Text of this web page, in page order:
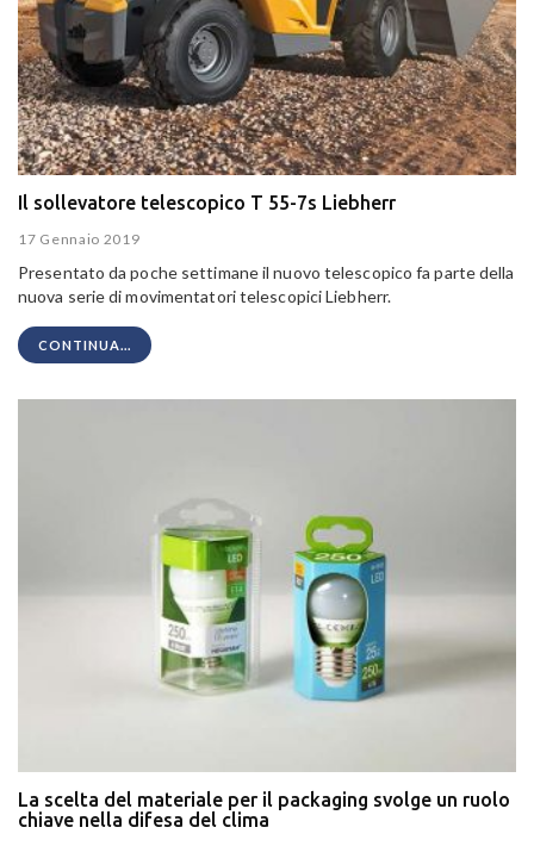
Il sollevatore telescopico T 55-7s Liebherr
17 Gennaio 2019
Presentato da poche settimane il nuovo telescopico fa parte della
nuova serie di movimentatori telescopici Liebherr.
CONTINUA...
La scelta del materiale per il packaging svolge un ruolo
chiave nella difesa del clima